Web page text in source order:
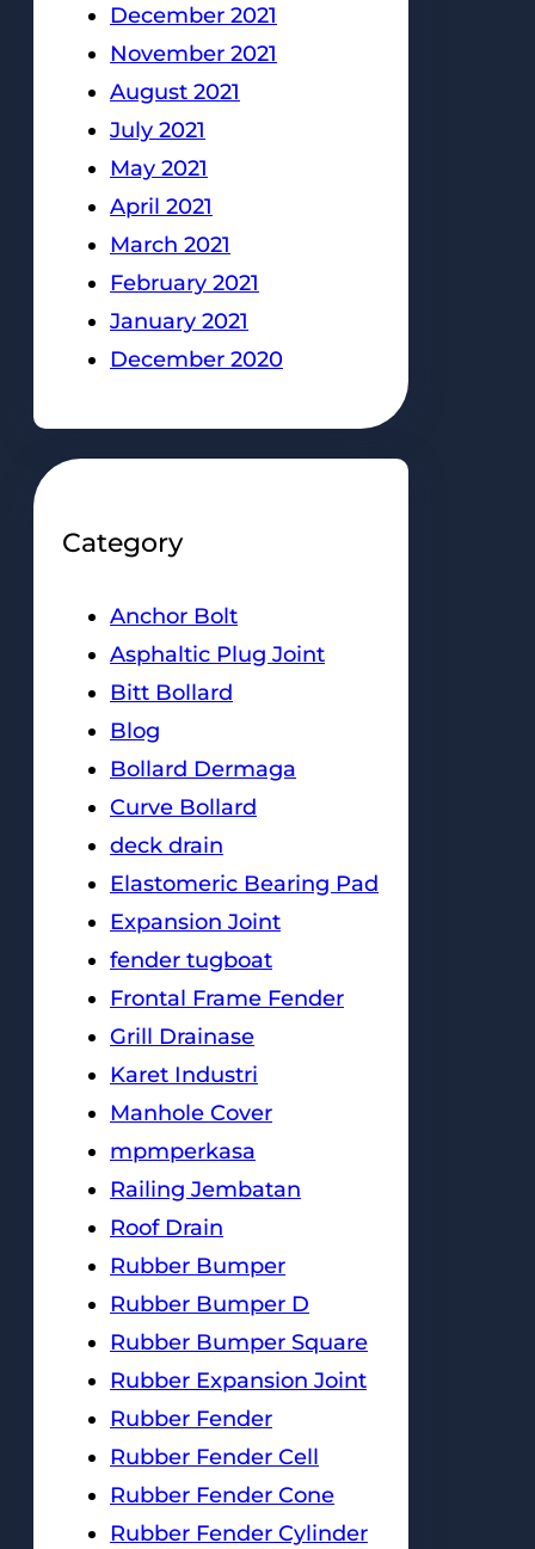
December 2021
November 2021
August 2021
July 2021
May 2021
April 2021
March 2021
February 2021
January 2021
December 2020
Category
Anchor Bolt
Asphaltic Plug Joint
Bitt Bollard
Blog
Bollard Dermaga
Curve Bollard
deck drain
Elastomeric Bearing Pad
Expansion Joint
fender tugboat
Frontal Frame Fender
Grill Drainase
Karet Industri
Manhole Cover
mpmperkasa
Railing Jembatan
Roof Drain
Rubber Bumper
Rubber Bumper D
Rubber Bumper Square
Rubber Expansion Joint
Rubber Fender
Rubber Fender Cell
Rubber Fender Cone
Rubber Fender Cylinder